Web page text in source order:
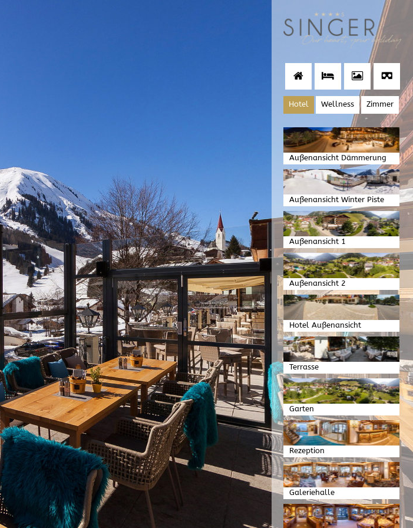
Hotel Wellness Zimmer
Außenansicht Dämmerung
Außenansicht Winter Piste
Außenansicht 1
Außenansicht 2
Hotel Außenansicht
Terrasse
Garten
Rezeption
Galeriehalle